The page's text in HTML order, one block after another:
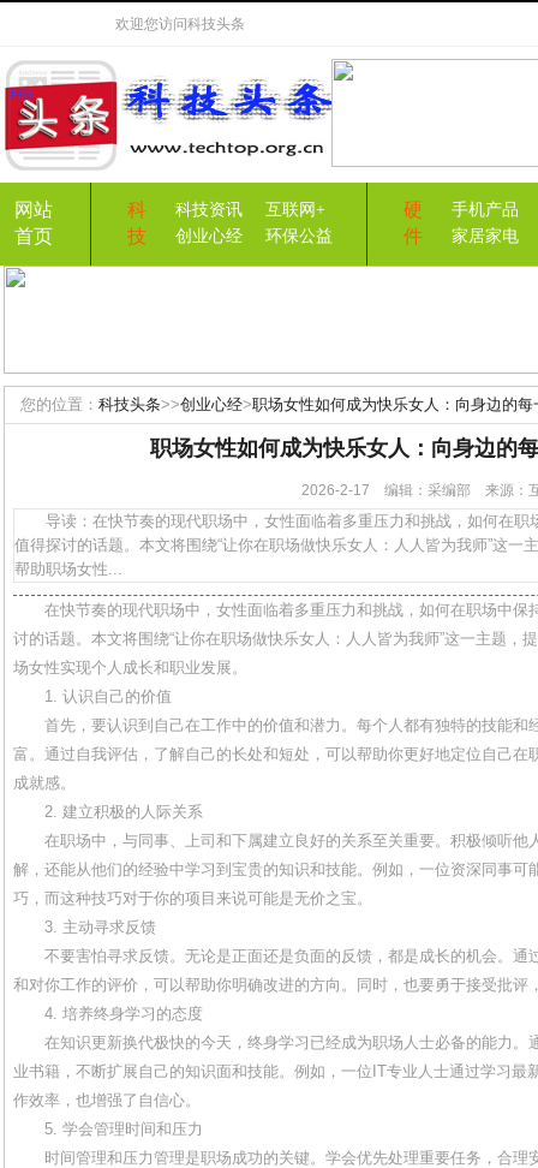
欢迎您访问科技头条
网站
首页
科
技
科技资讯
互联网+
创业心经
环保公益
硬
件
手机产品
家居家电
您的位置： 科技头条>>创业心经>职场女性如何成为快乐女人：向身边的每
职场女性如何成为快乐女人：向身边的
2026-2-17 编辑：采编部 来源
导读：在快节奏的现代职场中，女性面临着多重压力和挑战，如何在职
值得探讨的话题。本文将围绕“让你在职场做快乐女人：人人皆为我师”这一
帮助职场女性...
在快节奏的现代职场中，女性面临着多重压力和挑战，如何在职场中保
讨的话题。本文将围绕“让你在职场做快乐女人：人人皆为我师”这一主题，
场女性实现个人成长和职业发展。
1. 认识自己的价值
首先，要认识到自己在工作中的价值和潜力。每个人都有独特的技能和
富。通过自我评估，了解自己的长处和短处，可以帮助你更好地定位自己在
成就感。
2. 建立积极的人际关系
在职场中，与同事、上司和下属建立良好的关系至关重要。积极倾听他
解，还能从他们的经验中学习到宝贵的知识和技能。例如，一位资深同事可
巧，而这种技巧对于你的项目来说可能是无价之宝。
3. 主动寻求反馈
不要害怕寻求反馈。无论是正面还是负面的反馈，都是成长的机会。通
和对你工作的评价，可以帮助你明确改进的方向。同时，也要勇于接受批评
4. 培养终身学习的态度
在知识更新换代极快的今天，终身学习已经成为职场人士必备的能力。
业书籍，不断扩展自己的知识面和技能。例如，一位IT专业人士通过学习最
作效率，也增强了自信心。
5. 学会管理时间和压力
时间管理和压力管理是职场成功的关键。学会优先处理重要任务，合理